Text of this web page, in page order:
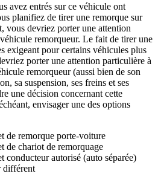
avez entrés sur ce véhicule ont
planifiez de tirer une remorque sur
vous devriez porter une attention
remorqueur. Le fait de tirer une
exigeant pour certains véhicules plus
porter une attention particulière à
remorqueur (aussi bien de son
sa suspension, ses freins et ses
une décision concernant cette
envisager une des options
de remorque porte-voiture
de chariot de remorquage
conducteur autorisé (auto séparée)
différent